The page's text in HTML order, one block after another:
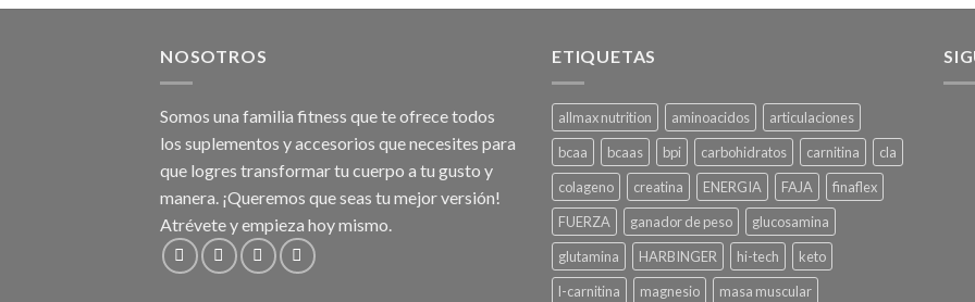
NOSOTROS
Somos una familia fitness que te ofrece todos
los suplementos y accesorios que necesites para
que logres transformar tu cuerpo a tu gusto y
manera. ¡Queremos que seas tu mejor versión!
Atrévete y empieza hoy mismo.
ETIQUETAS
allmax nutrition aminoacidos
articulaciones
bcaa
bcaas bpi carbohidratos carnitina
cla
colageno
creatina ENERGIA FAJA
finaflex
FUERZA
ganador de peso
glucosamina
glutamina
HARBINGER hi-tech
keto
l-carnitina
magnesio masa muscular